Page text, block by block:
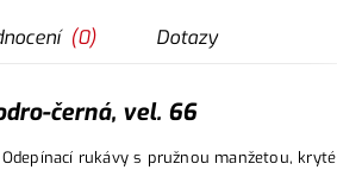
(0) Dotazy
černá, vel. 66
rukávy s pružnou manžetou, kryté